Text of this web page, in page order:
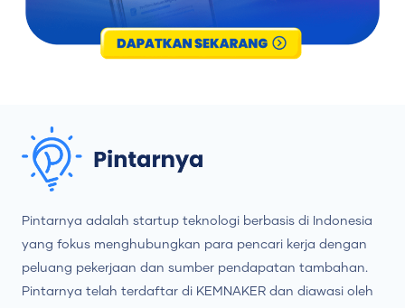
Pintarnya adalah startup teknologi berbasis di Indonesia
yang fokus menghubungkan para pencari kerja dengan
peluang pekerjaan dan sumber pendapatan tambahan.
Pintarnya telah terdaftar di KEMNAKER dan diawasi oleh